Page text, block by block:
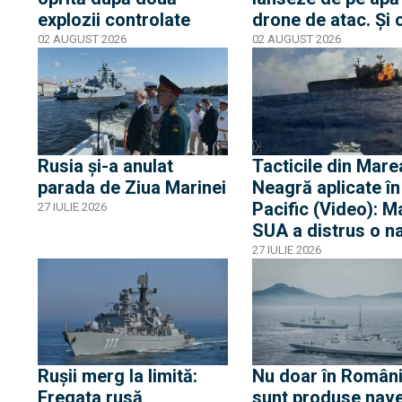
explozii controlate
02 AUGUST 2026
drone de atac. Și
acum, în
120 de zile
02 AUGUST 2026
Rusia și-a anulat
parada de Ziua Marinei
27 IULIE 2026
Tacticile din
Neagră aplicate în
Pacific (Video):
SUA a distrus o
de asalt amfibiu cu
kamikaze în
unui exerciţiu
27 IULIE 2026
Rușii merg la limită:
Fregata rusă
Nu doar în
sunt produse